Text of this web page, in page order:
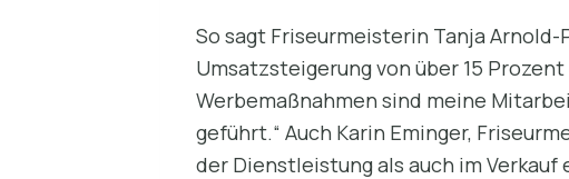
So sagt Friseurmeisterin Tanja
Umsatzsteigerung von über 15
Werbemaßnahmen sind meine
geführt.“ Auch Karin Eminger,
der Dienstleistung als auch im